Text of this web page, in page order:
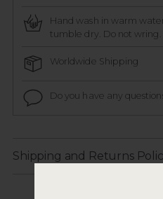
Hand wash in warm
tumble dry. Do not wring.
Worldwide Shipping
Do you have any
Shipping and Returns